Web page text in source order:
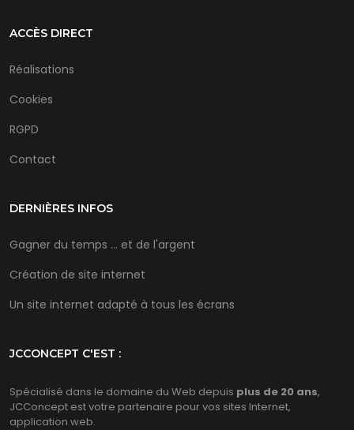
ACCÈS DIRECT
Réalisations
Cookies
RGPD
Contact
DERNIÈRES INFOS
Gagner du temps ... et de l'argent
Création de site internet
Un site internet adapté à tous les écrans
JCCONCEPT C'EST :
Spécialisé dans le domaine du Web depuis plus de 20 ans,
JCConcept est votre partenaire pour vos sites Internet,
application web.